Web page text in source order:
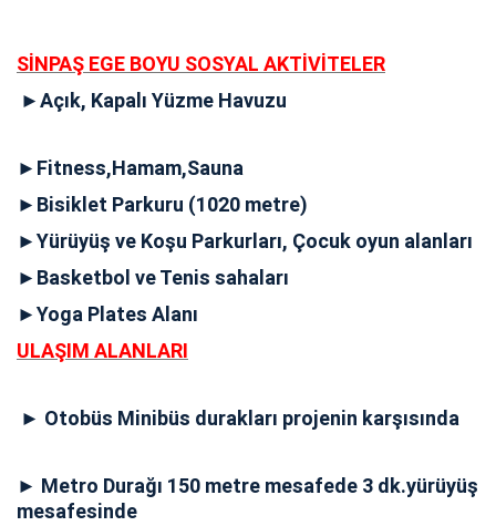
SİNPAŞ EGE BOYU SOSYAL AKTİVİTELER
►Açık, Kapalı Yüzme Havuzu
►Fitness,Hamam,Sauna
►Bisiklet Parkuru (1020 metre)
►Yürüyüş ve Koşu Parkurları, Çocuk oyun alanları
►Basketbol ve Tenis sahaları
►Yoga Plates Alanı
ULAŞIM ALANLARI
► Otobüs Minibüs durakları projenin karşısında
► Metro Durağı 150 metre mesafede 3 dk.yürüyüş
mesafesinde